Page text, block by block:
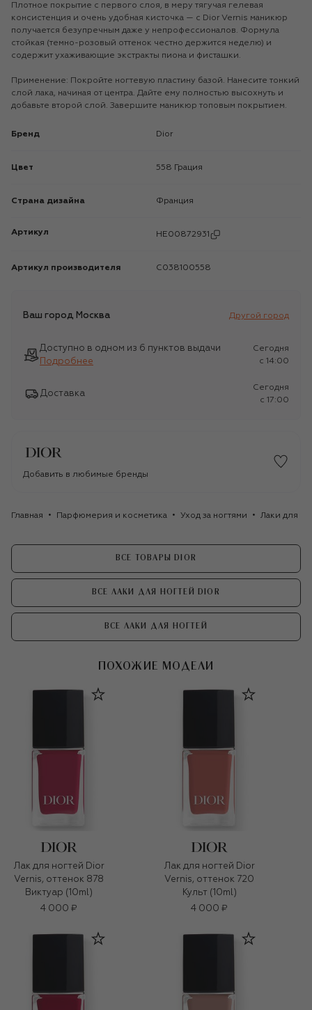
Плотное покрытие с первого слоя, в меру тягучая гелевая
консистенция и очень удобная кисточка — с Dior Vernis маникюр
получается безупречным даже у непрофессионалов. Формула
стойкая (темно-розовый оттенок честно держится неделю) и
содержит ухаживающие экстракты пиона и фисташки.
Применение: Покройте ногтевую пластину базой. Нанесите тонкий
слой лака, начиная от центра. Дайте ему полностью высохнуть и
добавьте второй слой. Завершите маникюр топовым покрытием.
Бренд Dior
Цвет 558 Грация
Страна дизайна Франция
Артикул HE00872931
Артикул производителя C038100558
Ваш город Москва Другой город
Доступно в одном из 6 пунктов выдачи
Подробнее
Сегодня
c 14:00
Доставка
Сегодня
c 17:00
Добавить в любимые бренды
Главная Парфюмерия и косметика Уход за ногтями Лаки для
ВСЕ ТОВАРЫ DIOR
ВСЕ ЛАКИ ДЛЯ НОГТЕЙ DIOR
ВСЕ ЛАКИ ДЛЯ НОГТЕЙ
ПОХОЖИЕ МОДЕЛИ
Лак для ногтей Dior
Vernis, оттенок 878
Виктуар (10ml)
4 000 ₽
Лак для ногтей Dior
Vernis, оттенок 720
Культ (10ml)
4 000 ₽